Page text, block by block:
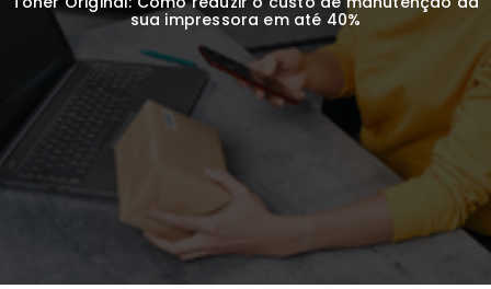
sua impressora em até 40%